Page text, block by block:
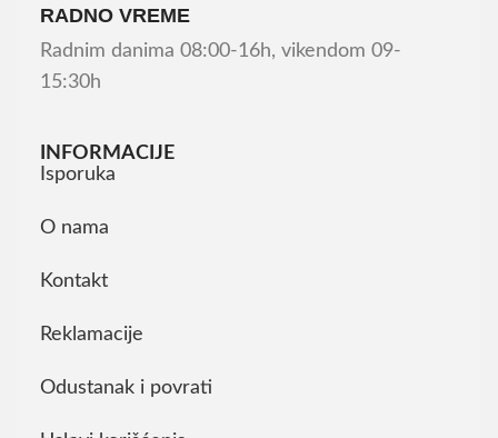
RADNO VREME
Radnim danima 08:00-16h, vikendom 09-
15:30h
INFORMACIJE
Isporuka
O nama
Kontakt
Reklamacije
Odustanak i povrati